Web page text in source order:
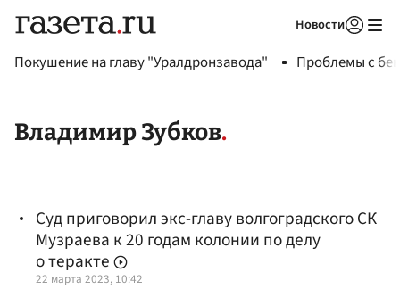
Новости
Покушение на главу "Уралдронзавода" Проблемы с
Владимир Зубков
Суд приговорил экс-главу волгоградского СК
Музраева к 20 годам колонии по делу
о теракте
22 марта 2023, 10:42